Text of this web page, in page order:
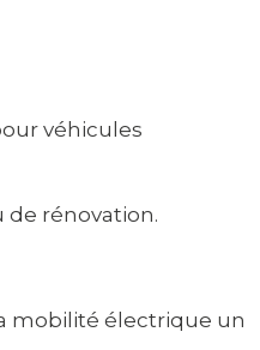
véhicules
rénovation.
mobilité électrique un